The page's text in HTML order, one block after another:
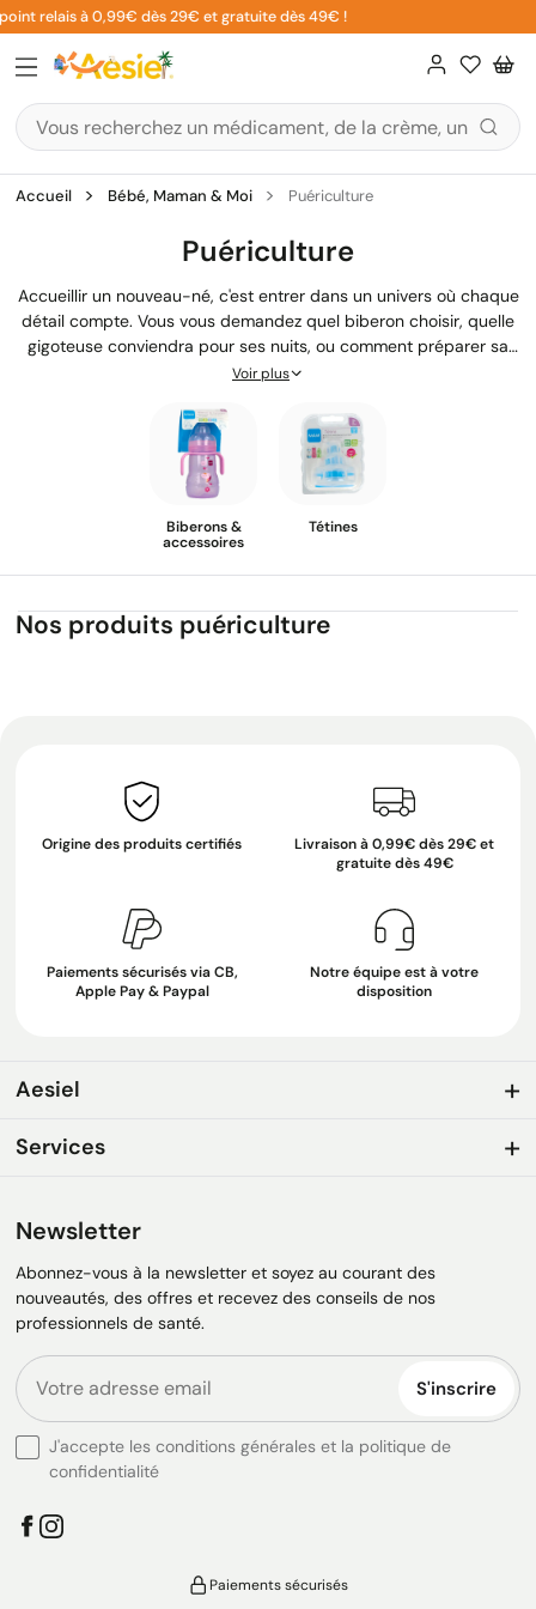
Aller
au
contenu
relais à 0,99€ dès 29€ et gratuite dès 49€ !
Accueil Bébé, Maman & Moi Puériculture
Puériculture
Accueillir un nouveau-né, c'est entrer dans un univers où chaque
détail compte. Vous vous demandez quel biberon choisir, quelle
gigoteuse conviendra pour ses nuits, ou comment préparer sa
chambre ? Notre sélection de produits de puériculture réunit
jours : du matériel d'allaitement aux sièges auto, en passant par
et le petit mobilier. Des marques reconnues
comme Avent, Mustela, MAM ou Weleda vous aident à prendre
soin de votre petit enfant en toute sérénité.
Voir plus
Biberons &
accessoires
Tétines
Nos produits puériculture
Origine des produits certifiés
Livraison à 0,99€ dès 29€ et
gratuite dès 49€
Paiements sécurisés via CB,
Apple Pay & Paypal
Notre équipe est à votre
disposition
Aesiel
Services
Newsletter
Abonnez-vous à la newsletter et soyez au courant des
nouveautés, des offres et recevez des conseils de nos
professionnels de santé.
S'inscrire
J'accepte les conditions générales et la politique de
confidentialité
Paiements sécurisés